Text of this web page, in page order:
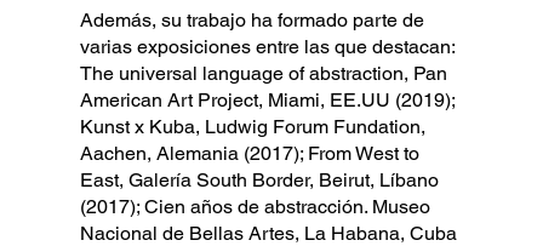
Además, su trabajo ha formado parte de
varias exposiciones entre las que destacan:
The universal language of abstraction, Pan
American Art Project, Miami, EE.UU (2019);
Kunst x Kuba, Ludwig Forum Fundation,
Aachen, Alemania (2017); From West to
East, Galería South Border, Beirut, Líbano
(2017); Cien años de abstracción. Museo
Nacional de Bellas Artes, La Habana, Cuba